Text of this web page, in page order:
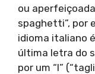
ou
spaghetti”, por
idioma italiano
última letra do
por um “I”